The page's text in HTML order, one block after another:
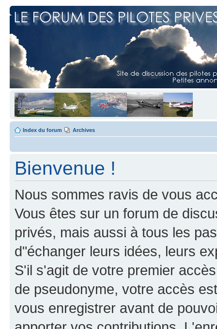
Index du forum Archives
Bienvenue !
Nous sommes ravis de vous
Vous êtes sur un forum de
privés, mais aussi à tous les
d"échanger leurs idées, leurs
S'il s'agit de votre premier
de pseudonyme, votre accès
vous enregistrer avant de